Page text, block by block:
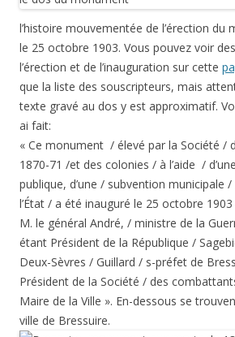
l’histoire mouvementée de l’érection du
le 25 octobre 1903. Vous pouvez voir
l’érection et de l’inauguration sur cette
que la liste des souscripteurs, mais
texte gravé au dos y est approximatif.
ai fait:
« Ce monument / élevé par la Société /
1870-71 /et des colonies / à l’aide /
publique, d’une / subvention municipale /
l’État / a été inauguré le 25 octobre
M. le général André, / ministre de la
étant Président de la République /
Deux-Sèvres / Guillard / s-préfet de
Président de la Société / des
Maire de la Ville ». En-dessous se
ville de Bressuire.